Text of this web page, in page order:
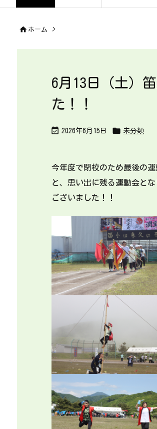
 ホーム >
6月13日（土）
た！！
 2026年6月15日  未分類
今年度で閉校のため最後の
と、思い出に残る運動会と
ございました！！